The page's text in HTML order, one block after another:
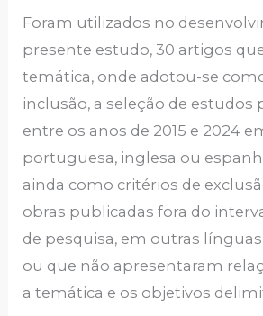
Foram utilizados no
presente estudo, 30 artigos
temática, onde adotou-se
inclusão, a seleção de estudos
entre os anos de 2015 e 2024
portuguesa, inglesa ou
ainda como critérios de
obras publicadas fora do
de pesquisa, em outras
ou que não apresentaram
a temática e os objetivos